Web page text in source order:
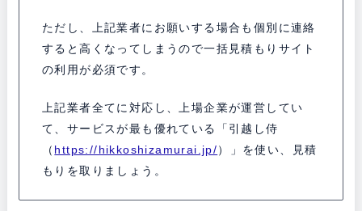
ただし、上記業者にお願いする場合も個別に連絡
すると高くなってしまうので一括見積もりサイト
の利用が必須です。
上記業者全てに対応し、上場企業が運営してい
て、サービスが最も優れている「引越し侍
（ https://hikkoshizamurai.jp/）」を使い、見積
もりを取りましょう。